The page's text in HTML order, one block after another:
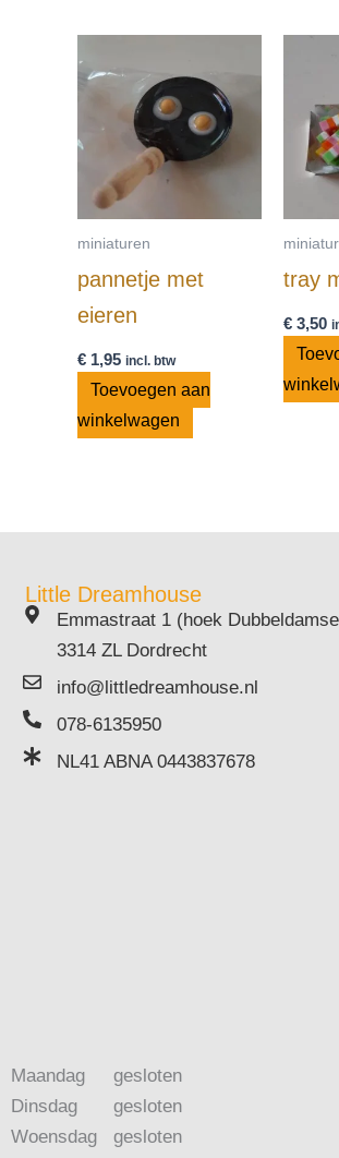
miniaturen
pannetje met
eieren
€ 1,95 incl. btw
Toevoegen aan
winkelwagen
tray
€3,50
Little Dreamhouse
Emmastraat 1 (hoek
3314 ZL Dordrecht
info@littledreamhouse.nl
078-6135950
NL41 ABNA 0443837678
Maandag
Dinsdag
Woensdag
gesloten
gesloten
gesloten